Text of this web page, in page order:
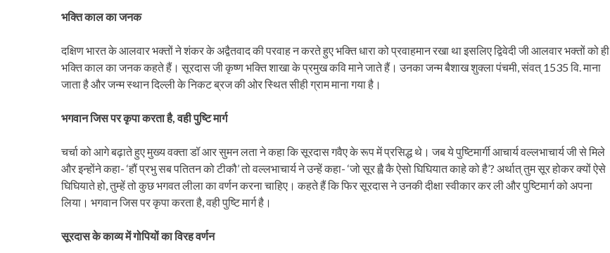
भक्ति काल का जनक
दक्षिण भारत के आलवार भक्तों ने शंकर के अद्वैतवाद की परवाह न करते हुए भक्ति धारा को प्रवाहमान रखा था इसलिए द्विवेदी जी आलवार भक्तों को ही
भक्ति काल का जनक कहते हैं। सूरदास जी कृष्ण भक्ति शाखा के प्रमुख कवि माने जाते हैं। उनका जन्म बैशाख शुक्ला पंचमी, संवत् 1535 वि. माना
जाता है और जन्म स्थान दिल्ली के निकट ब्रज की ओर स्थित सीही ग्राम माना गया है।
भगवान जिस पर कृपा करता है, वही पुष्टि मार्ग
चर्चा को आगे बढ़ाते हुए मुख्य वक्ता डॉ आर सुमन लता ने कहा कि सूरदास गवैए के रूप में प्रसिद्ध थे। जब ये पुष्टिमार्गी आचार्य वल्लभाचार्य जी से मिले
और इन्होंने कहा- ‘हौं प्रभु सब पतितन को टीकौ’ तो वल्लभाचार्य ने उन्हें कहा- ‘जो सूर ह्वै कै ऐसो घिघियात काहे को है’? अर्थात् तुम सूर होकर क्यों ऐसे
घिघियाते हो, तुम्हें तो कुछ भगवत लीला का वर्णन करना चाहिए। कहते हैं कि फिर सूरदास ने उनकी दीक्षा स्वीकार कर ली और पुष्टिमार्ग को अपना
लिया। भगवान जिस पर कृपा करता है, वही पुष्टि मार्ग है।
सूरदास के काव्य में गोपियों का विरह वर्णन